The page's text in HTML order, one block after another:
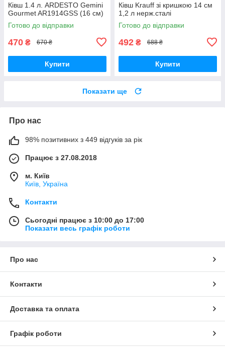
Ківш 1.4 л. ARDESTO Gemini
Gourmet AR1914GSS (16 см)
Готово до відправки
470 ₴ 670 ₴
Купити
Ківш Krauff зі кришкою 14 см
1,2 л нерж.сталі
Готово до відправки
492 ₴ 688 ₴
Купити
Показати ще
Про нас
98% позитивних з 449 відгуків за рік
Працює з 27.08.2018
м. Київ
Київ, Україна
Контакти
Сьогодні працює з 10:00 до 17:00
Показати весь графік роботи
Про нас
Контакти
Доставка та оплата
Графік роботи